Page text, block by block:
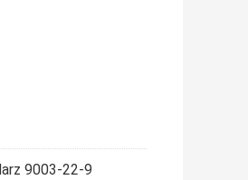
9003-22-9